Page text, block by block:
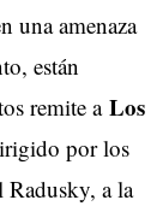
una amenaza
están
remite a Los
por los
a la